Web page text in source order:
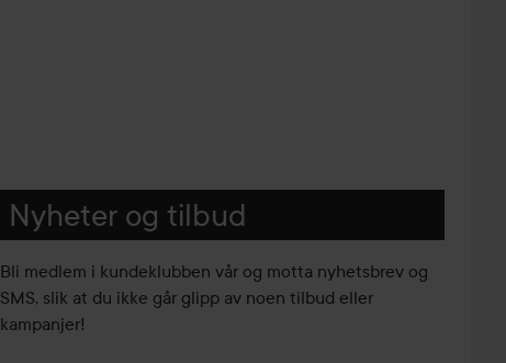
Nyheter og tilbud
Bli medlem i kundeklubben vår og motta nyhetsbrev og
SMS, slik at du ikke går glipp av noen tilbud eller
kampanjer!